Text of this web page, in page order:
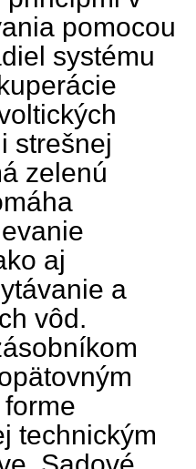
pomocou
systému
strešnej
zelenú
aj
a
vôd.
technickým